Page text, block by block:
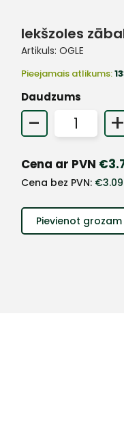
Iekšzoles
Artikuls: OGLE
Pieejamais atlikums:
Daudzums
- +
Cena ar PVN €
Cena bez PVN: €3.09
Pievienot grozam